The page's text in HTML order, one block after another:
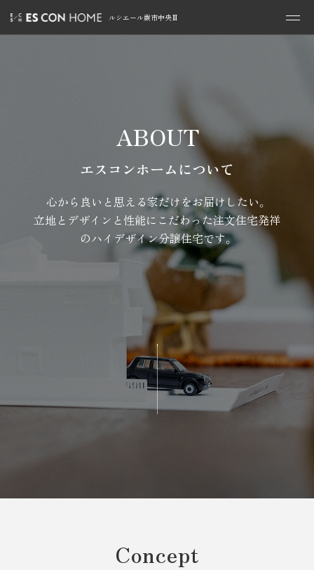
ルシエール蕨市中央Ⅲ
ABOUT
エスコンホームについて
心から良いと思える家だけをお届けしたい。
立地とデザインと性能にこだわった注文住宅発祥
のハイデザイン分譲住宅です。
Concept